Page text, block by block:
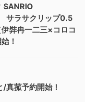
SANRIO
サラサクリップ0.5
弉冉一二三×コロコ
！
真菰予約開始！